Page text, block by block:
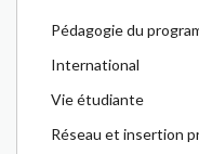
Pédagogie du
International
Vie étudiante
Réseau et insertion